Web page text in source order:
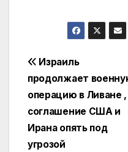
Навигация
по
записям
Израиль
продолжает
операцию в Ливане ,
соглашение США и
Ирана опять под
угрозой